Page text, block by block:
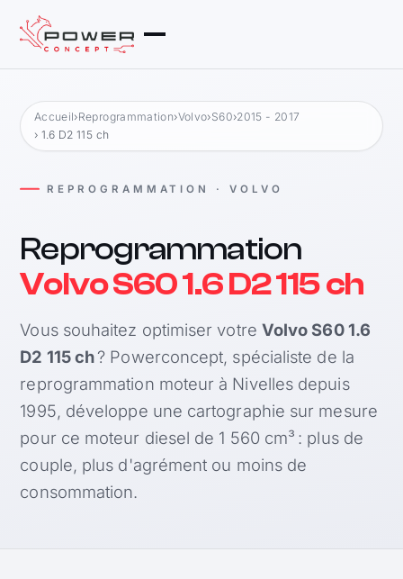
Accueil›Reprogrammation›Volvo›S60›2015 - 2017
› 1.6 D2 115 ch
REPROGRAMMATION · VOLVO
Reprogrammation
Volvo S60 1.6 D2 115 ch
Vous souhaitez optimiser votre Volvo S60 1.6
D2 115 ch? Powerconcept, spécialiste de la
reprogrammation moteur à Nivelles depuis
1995, développe une cartographie sur mesure
pour ce moteur diesel de 1 560 cm³ : plus de
couple, plus d'agrément ou moins de
consommation.